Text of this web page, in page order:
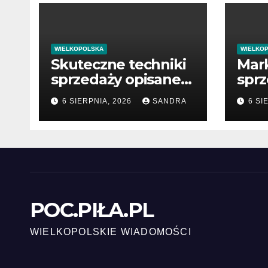
WIELKOPOLSKA
Skuteczne techniki
sprzedaży opisane
w książkach
6 SIERPNIA, 2026 SANDRA 6
POC.PIŁA.PL
WIELKOPOLSKIE WIADOMOŚCI